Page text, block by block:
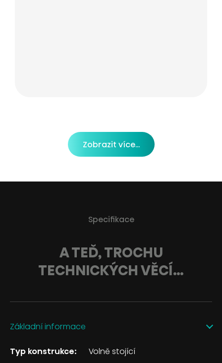
Zobrazit více...
Specifikace
A TEĎ, TROCHU
TECHNICKÝCH VĚCÍ…
Základní informace
Typ konstrukce: Volně stojící